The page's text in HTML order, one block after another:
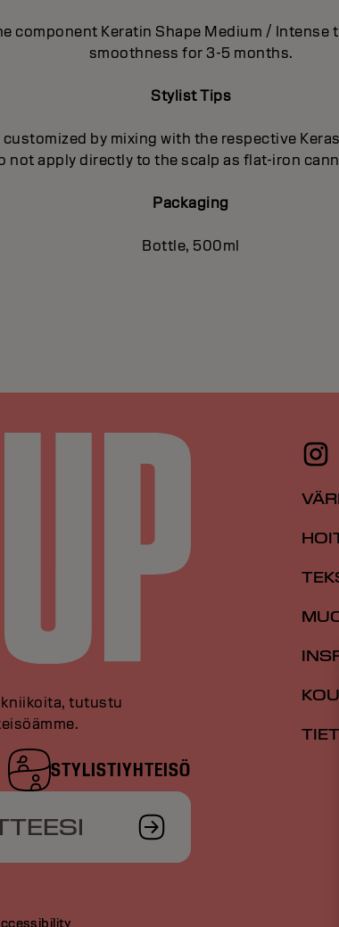
Keratin Shape Medium / Intense
smoothness for 3-5 months.
Stylist Tips
by mixing with the respective
not apply directly to the scalp as flat-iron
Packaging
Bottle, 500ml
tutustu
STYLISTIYHTEISÖ